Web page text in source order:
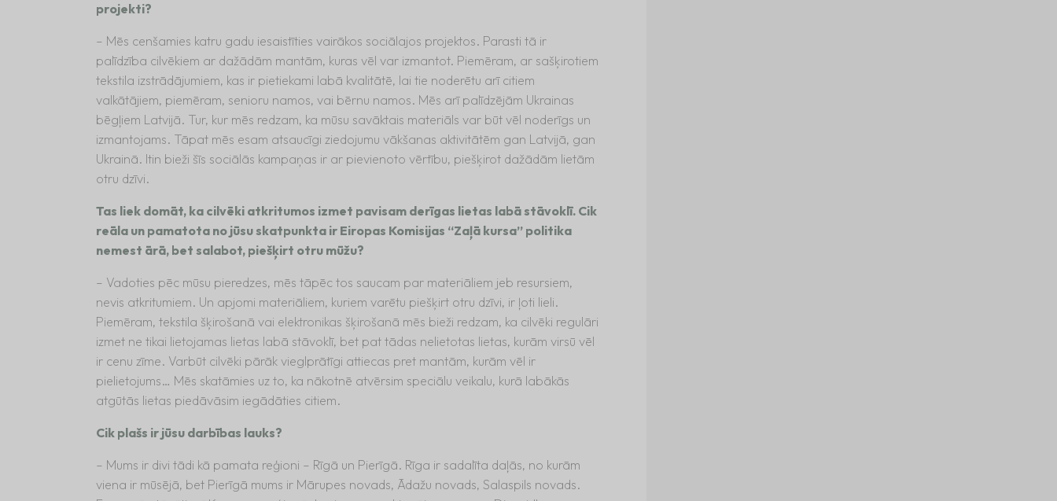
projekti?
– Mēs cenšamies katru gadu iesaistīties vairākos sociālajos projektos. Parasti tā ir
palīdzība cilvēkiem ar dažādām mantām, kuras vēl var izmantot. Piemēram, ar sašķirotiem
tekstila izstrādājumiem, kas ir pietiekami labā kvalitātē, lai tie noderētu arī citiem
valkātājiem, piemēram, senioru namos, vai bērnu namos. Mēs arī palīdzējām Ukrainas
bēgļiem Latvijā. Tur, kur mēs redzam, ka mūsu savāktais materiāls var būt vēl noderīgs un
izmantojams. Tāpat mēs esam atsaucīgi ziedojumu vākšanas aktivitātēm gan Latvijā, gan
Ukrainā. Itin bieži šīs sociālās kampaņas ir ar pievienoto vērtību, piešķirot dažādām lietām
otru dzīvi.
Tas liek domāt, ka cilvēki atkritumos izmet pavisam derīgas lietas labā stāvoklī. Cik
reāla un pamatota no jūsu skatpunkta ir Eiropas Komisijas “Zaļā kursa” politika
nemest ārā, bet salabot, piešķirt otru mūžu?
– Vadoties pēc mūsu pieredzes, mēs tāpēc tos saucam par materiāliem jeb resursiem,
nevis atkritumiem. Un apjomi materiāliem, kuriem varētu piešķirt otru dzīvi, ir ļoti lieli.
Piemēram, tekstila šķirošanā vai elektronikas šķirošanā mēs bieži redzam, ka cilvēki regulāri
izmet ne tikai lietojamas lietas labā stāvoklī, bet pat tādas nelietotas lietas, kurām virsū vēl
ir cenu zīme. Varbūt cilvēki pārāk vieglprātīgi attiecas pret mantām, kurām vēl ir
pielietojums… Mēs skatāmies uz to, ka nākotnē atvērsim speciālu veikalu, kurā labākās
atgūtās lietas piedāvāsim iegādāties citiem.
Cik plašs ir jūsu darbības lauks?
– Mums ir divi tādi kā pamata reģioni – Rīgā un Pierīgā. Rīga ir sadalīta daļās, no kurām
viena ir mūsējā, bet Pierīgā mums ir Mārupes novads, Ādažu novads, Salaspils novads.